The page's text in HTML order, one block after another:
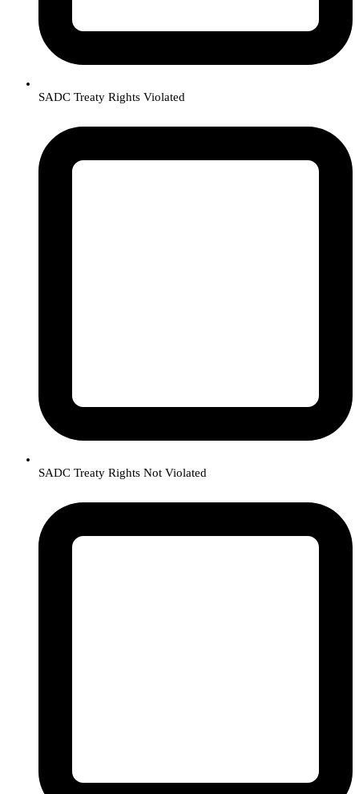
SADC Treaty Rights Violated
SADC Treaty Rights Not Violated